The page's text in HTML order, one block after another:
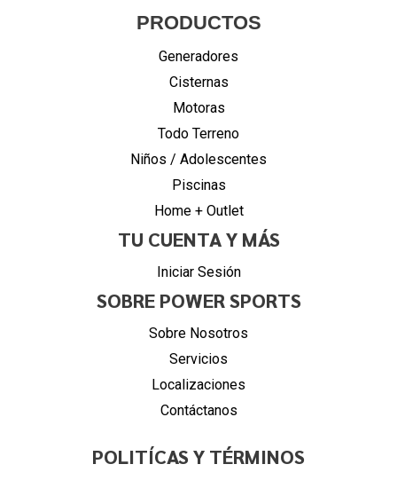
PRODUCTOS
Generadores
Cisternas
Motoras
Todo Terreno
Niños / Adolescentes
Piscinas
Home + Outlet
TU CUENTA Y MÁS
Iniciar Sesión
SOBRE POWER SPORTS
Sobre Nosotros
Servicios
Localizaciones
Contáctanos
POLITÍCAS Y TÉRMINOS